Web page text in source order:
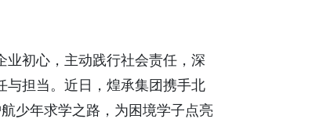
业初心，主动践行社会责任，深
与担当。近日，煌承集团携手北
少年求学之路，为困境学子点亮